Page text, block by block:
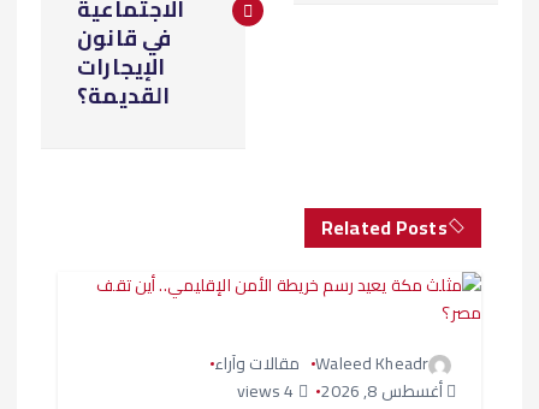
م
ق
الاجتماعية
في قانون
الإيجارات
القديمة؟
Related Posts
Waleed Kheadr مقالات وآراء
أغسطس 8, 2026